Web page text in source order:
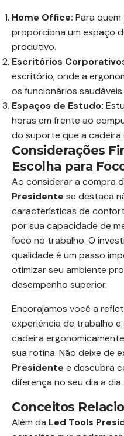
Home Office: Para
proporciona um espaço
produtivo.
Escritórios
escritório, onde a
os funcionários
Espaços de Estudo:
horas em frente ao
do suporte que a cadeira
Considerações
Escolha para
Ao considerar a compra
Presidente se destaca
características de
por sua capacidade de
foco no trabalho. O
qualidade é um passo
otimizar seu ambiente
desempenho superior.
Encorajamos você a
experiência de trabalho
cadeira
sua rotina. Não deixe de
Presidente e descubra
diferença no seu dia a dia.
Conceitos
Além da Led Tools